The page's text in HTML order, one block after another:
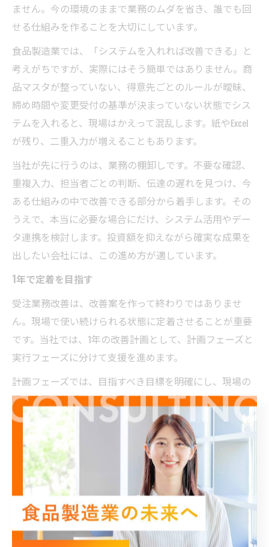
ません。今の環境のままで業務のムダを省き、誰でも回
せる仕組みを作ることを大切にしています。
食品製造業では、「システムを入れれば改善できる」と
考えがちですが、実際にはそう簡単ではありません。商
品マスタが整っていない、得意先ごとのルールが曖昧、
締め時間や変更受付の基準が決まっていない状態でシス
テムを入れると、現場はかえって混乱します。紙やExcel
が残り、二重入力が増えることもあります。
当社が先に行うのは、業務の棚卸しです。不要な確認、
重複入力、担当者ごとの判断、伝達の遅れを見つけ、今
ある仕組みの中で改善できる部分から着手します。その
うえで、本当に必要な場合にだけ、システム活用やデー
タ連携を検討します。投資額を抑えながら確実な成果を
出したい会社には、この進め方が適しています。
1年で定着を目指す
受注業務改善は、改善案を作って終わりではありませ
ん。現場で使い続けられる状態に定着させることが重要
です。当社では、1年の改善計画として、計画フェーズと
実行フェーズに分けて支援を進めます。
計画フェーズでは、目指すべき目標を明確にし、現場の
調査と現状分析を行い、具体的な改善策を立案します。
実行フェーズでは、現場と一体になって改善策を実行
し、誰でも回せる仕組みとして定着させます。改善は一
度の打ち合わせで終わるものではなく、実際に運用しな
がら修正していくことが欠かせません。
特に食品製造業では、繁忙期、年末商戦、欠員対応、取
引先都合の変更など、想定外の動きが起きやすいです。
だからこそ、現場で無理なく続けられる改善にする必要